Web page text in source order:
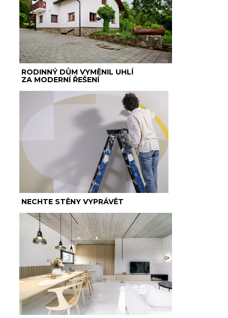
RODINNÝ DŮM VYMĚNIL UHLÍ
ZA MODERNÍ ŘEŠENÍ
NECHTE STĚNY VYPRÁVĚT